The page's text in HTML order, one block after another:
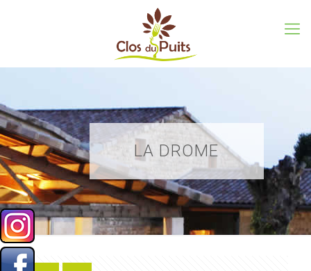
LA DROME